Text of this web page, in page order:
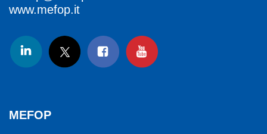
www.mefop.it
MEFOP